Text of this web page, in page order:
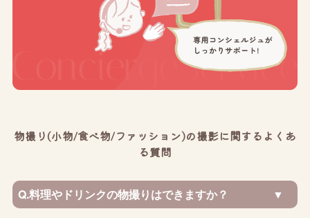
物撮り(小物/食べ物/ファッション)の撮影に関するよくあ
る質問
Q.料理やドリンクの物撮りはできますか？